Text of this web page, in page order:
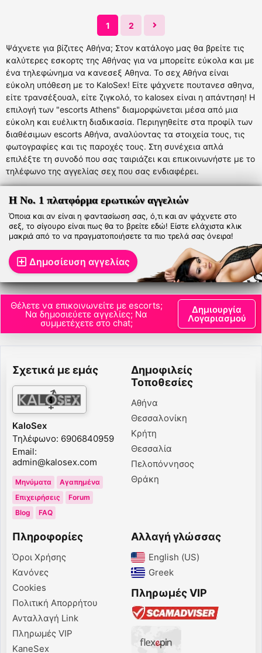
1 2
Ψάχνετε για βίζιτες Αθήνα; Στον κατάλογο μας θα βρείτε τις
καλύτερες εσκορτς της Αθήνας για να μπορείτε εύκολα και με
ένα τηλεφώνημα να κανεσεξ Αθηνα. Το σεχ Αθήνα είναι
εύκολη υπόθεση με το KaloSex! Είτε ψάχνετε πουτανεσ αθηνα,
είτε τρανσέξουαλ, είτε ζιγκολό, το kalosex είναι η απάντηση! Η
επιλογή των "escorts Athens" διαμορφώνεται μέσα από μια
εύκολη και ευέλικτη διαδικασία. Περιηγηθείτε στα προφίλ των
διαθέσιμων escorts Αθήνα, αναλύοντας τα στοιχεία τους, τις
φωτογραφίες και τις παροχές τους. Στη συνέχεια απλά
επιλέξτε τη συνοδό που σας ταιριάζει και επικοινωνήστε με το
τηλέφωνο της αγγελίας σεχ που σας ενδιαφέρει.
Η Νο. 1 πλατφόρμα ερωτικών αγγελιών
Όποια και αν είναι η φαντασίωση σας, ό,τι και αν ψάχνετε στο
σεξ, το σίγουρο είναι πως θα το βρείτε εδώ! Είστε ελάχιστα κλικ
μακριά από το να πραγματοποιήσετε τα πιο τρελά σας όνειρα!
Δημοσίευση αγγελίας
Θέλετε να επικοινωνείτε με escorts;
Να δημοσιεύετε αγγελίες; Να
συμμετέχετε στο chat;
Δημιουργία
Λογαριασμού
Σχετικά με εμάς
KaloSex
Τηλέφωνο: 6906840959
Email:
admin@kalosex.com
Μηνύματα
Αγαπημένα
Επιχειρήσεις
Forum
Blog
FAQ
Δημοφιλείς
Τοποθεσίες
Αθήνα
Θεσσαλονίκη
Κρήτη
Θεσσαλία
Πελοπόννησος
Θράκη
Πληροφορίες
Όροι Χρήσης
Κανόνες
Cookies
Πολιτική Απορρήτου
Ανταλλαγή Link
Πληρωμές VIP
KaneSex
Αλλαγή γλώσσας
English (US)‎
Greek‎
Πληρωμές VIP